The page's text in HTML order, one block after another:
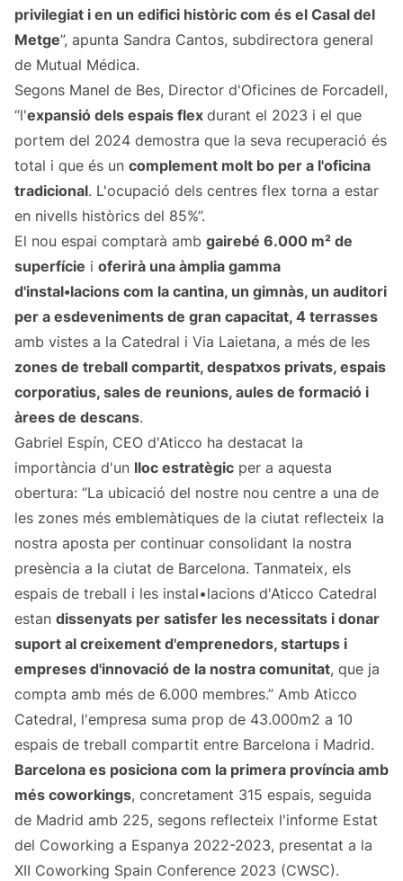
privilegiat i en un edifici històric com és el Casal del
Metge”, apunta Sandra Cantos, subdirectora general
de Mutual Médica.
Segons Manel de Bes, Director d'Oficines de Forcadell,
“l'expansió dels espais flex durant el 2023 i el que
portem del 2024 demostra que la seva recuperació és
total i que és un complement molt bo per a l'oficina
tradicional. L'ocupació dels centres flex torna a estar
en nivells històrics del 85%”.
El nou espai comptarà amb gairebé 6.000 m² de
superfície i oferirà una àmplia gamma
d'instal•lacions com la cantina, un gimnàs, un auditori
per a esdeveniments de gran capacitat, 4 terrasses
amb vistes a la Catedral i Via Laietana, a més de les
zones de treball compartit, despatxos privats, espais
corporatius, sales de reunions, aules de formació i
àrees de descans.
Gabriel Espín, CEO d'Aticco ha destacat la
importància d'un lloc estratègic per a aquesta
obertura: “La ubicació del nostre nou centre a una de
les zones més emblemàtiques de la ciutat reflecteix la
nostra aposta per continuar consolidant la nostra
presència a la ciutat de Barcelona. Tanmateix, els
espais de treball i les instal•lacions d'Aticco Catedral
estan dissenyats per satisfer les necessitats i donar
suport al creixement d'emprenedors, startups i
empreses d'innovació de la nostra comunitat, que ja
compta amb més de 6.000 membres.” Amb Aticco
Catedral, l'empresa suma prop de 43.000m2 a 10
espais de treball compartit entre Barcelona i Madrid.
Barcelona es posiciona com la primera província amb
més coworkings, concretament 315 espais, seguida
de Madrid amb 225, segons reflecteix l'informe Estat
del Coworking a Espanya 2022-2023, presentat a la
XII Coworking Spain Conference 2023 (CWSC).